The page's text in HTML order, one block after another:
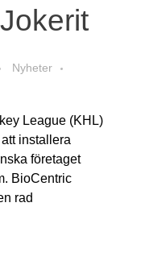
Nyheter
League (KHL)
installera
företaget
BioCentric
rad